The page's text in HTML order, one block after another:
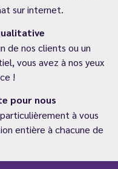
sur internet.
de nos clients ou un
vous avez à nos yeux
!
pour nous
à vous
entière à chacune de